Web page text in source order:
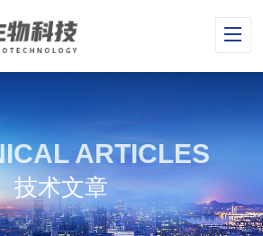
ARTICLES
技术文章